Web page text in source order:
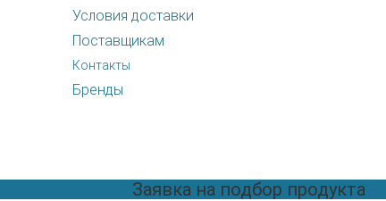
Условия доставки
Поставщикам
Контакты
Бренды
Заявка на подбор продукта